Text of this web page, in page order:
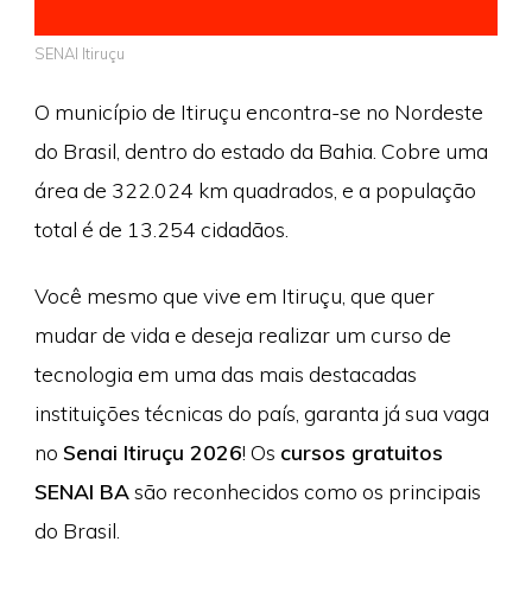
SENAI Itiruçu
O município de Itiruçu encontra-se no Nordeste
do Brasil, dentro do estado da Bahia. Cobre uma
área de 322.024 km quadrados, e a população
total é de 13.254 cidadãos.
Você mesmo que vive em Itiruçu, que quer
mudar de vida e deseja realizar um curso de
tecnologia em uma das mais destacadas
instituições técnicas do país, garanta já sua vaga
no Senai Itiruçu 2026! Os cursos gratuitos
SENAI BAsão reconhecidos como os principais
do Brasil.